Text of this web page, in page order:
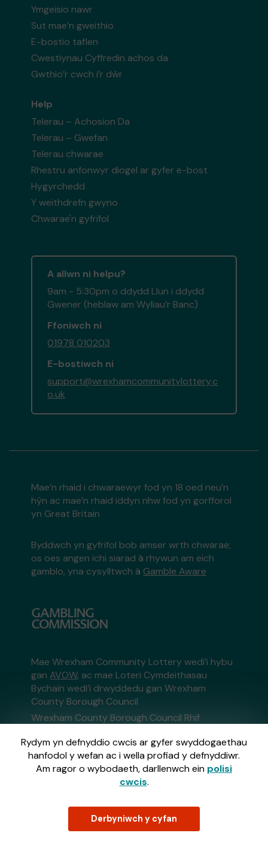
Rydym yn defnyddio cwcis ar gyfer swyddogaethau
hanfodol y wefan ac i wella profiad y defnyddiwr.
Am ragor o wybodaeth, darllenwch ein polisi
cwcis.
Derbyniwch y cyfan
Ymgeisio nawr
Sut mae’n gweithio
E-bostio taflen
Cwestiynau Cyffredin achos da
Gwthio’r cwch i’r dŵr
Help
Telerau – Achosion Da
Telerau – Gwefan
Telerau chwarae
Rhestru anfonwyr diogel ar gyfer e-bost
Hygyrchedd
Y weithdrefn gwyno
Chwarae'n gyfrifol
A allwn ni helpu?
9am - 5:30pm o ddydd Llun i ddydd
Gwener (heblaw am Wyliau’r Banc)
Ffoniwch ni
01978 010203
E-bostiwch ni
support@wrexhamcommunitylottery.c
o.uk
Mae’n rhaid i chwaraewyr fod yn 18 oed neu’n
hŷn ac mae’n rhaid iddyn nhw fod yn gorfforol
yn Great Britain
Byddwch yn gyfrifol bob amser wrth chwarae;
os oes angen ichi siarad â rhywun am eich
gamblo, yna cysylltwch â Gamble Aware
Mae Wrexham Community Lottery wedi’i hybu
ganAVOW, ac mae Loteri Cymdeithasau
Bychain wedi’i drwyddedu gan Wrexham
County Borough Council
Wrexham County Borough Council Rhif
Gweinyddir y wefan hon gan Gatherwell,
Rheolwr Loteri Allanol sydd wedi'i drwyddedu
a'i reoleiddio ym Mhrydain Fawr gan
GatherwellRheolwr Loteri Allanol